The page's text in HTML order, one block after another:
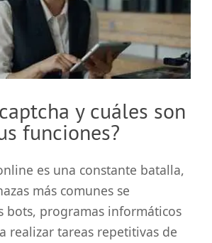
y cuáles son
funciones?
es una constante batalla,
más comunes se
bots, programas informáticos
realizar tareas repetitivas de